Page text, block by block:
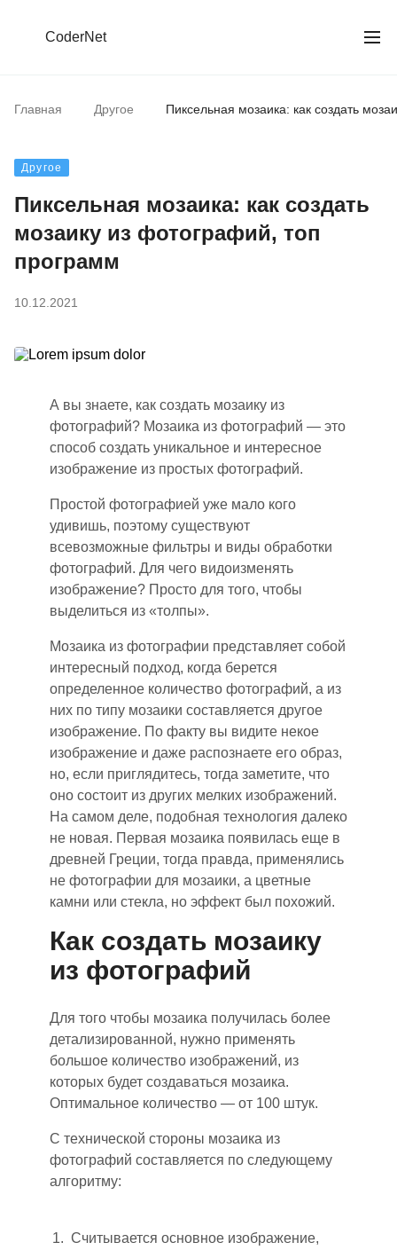
CoderNet
Главная Другое Пиксельная мозаика: как создать
Другое
Пиксельная мозаика: как создать
мозаику из фотографий, топ
программ
10.12.2021
А вы знаете, как создать мозаику из
фотографий? Мозаика из фотографий — это
способ создать уникальное и интересное
изображение из простых фотографий.
Простой фотографией уже мало кого
удивишь, поэтому существуют
всевозможные фильтры и виды обработки
фотографий. Для чего видоизменять
изображение? Просто для того, чтобы
выделиться из «толпы».
Мозаика из фотографии представляет собой
интересный подход, когда берется
определенное количество фотографий, а из
них по типу мозаики составляется другое
изображение. По факту вы видите некое
изображение и даже распознаете его образ,
но, если приглядитесь, тогда заметите, что
оно состоит из других мелких изображений.
На самом деле, подобная технология далеко
не новая. Первая мозаика появилась еще в
древней Греции, тогда правда, применялись
не фотографии для мозаики, а цветные
камни или стекла, но эффект был похожий.
Как создать мозаику
из фотографий
Для того чтобы мозаика получилась более
детализированной, нужно применять
большое количество изображений, из
которых будет создаваться мозаика.
Оптимальное количество — от 100 штук.
С технической стороны мозаика из
фотографий составляется по следующему
алгоритму:
Считывается основное изображение,